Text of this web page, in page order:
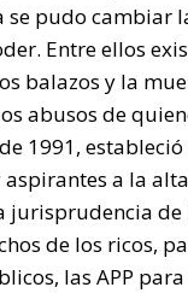
se pudo
Entre ellos
balazos y la
abusos de
1991,
a la
jurisprudencia
de los ricos,
las APP